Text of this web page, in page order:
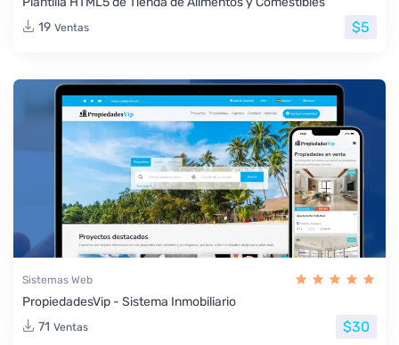
19 Ventas $5
Sistemas Web
PropiedadesVip - Sistema Inmobiliario
71 Ventas $30